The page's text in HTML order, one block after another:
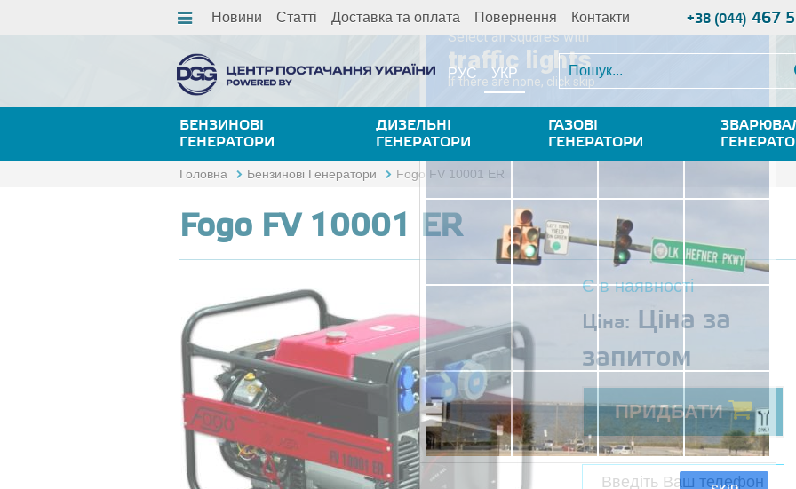
Новини Статті Доставка та оплата Повернення Контакти +38 (044) 467
РУС УКР
БЕНЗИНОВІ
ГЕНЕРАТОРИ
ДИЗЕЛЬНІ
ГЕНЕРАТОРИ
ГАЗОВІ
ГЕНЕРАТОРИ
Головна Бензинові Генератори Fogo FV 10001 ER
Fogo FV 10001 ER
Є в наявності
Ціна: Ціна за
запитом
ПРИДБАТИ